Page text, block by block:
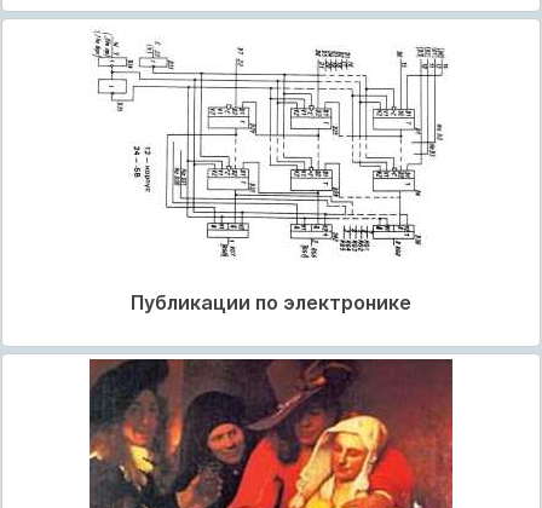
Публикации по электронике